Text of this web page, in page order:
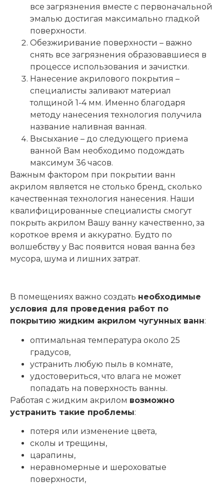
все загрязнения вместе с первоначальной
эмалью достигая максимально гладкой
поверхности.
Обезжиривание поверхности – важно
снять все загрязнения образовавшиеся в
процессе использования и зачистки.
Нанесение акрилового покрытия –
специалисты заливают материал
толщиной 1-4 мм. Именно благодаря
методу нанесения технология получила
название наливная ванная.
Высыхание – до следующего приема
ванной Вам необходимо подождать
максимум 36 часов.
Важным фактором при покрытии ванн
акрилом является не столько бренд, сколько
качественная технология нанесения. Наши
квалифицированные специалисты смогут
покрыть акрилом Вашу ванну качественно, за
короткое время и аккуратно. Будто по
волшебству у Вас появится новая ванна без
мусора, шума и лишних затрат.
В помещениях важно создать необходимые
условия для проведения работ по
покрытию жидким акрилом чугунных ванн:
оптимальная температура около 25
градусов,
устранить любую пыль в комнате,
удостовериться, что влага не может
попадать на поверхность ванны.
Работая с жидким акрилом возможно
устранить такие проблемы:
потеря или изменение цвета,
сколы и трещины,
царапины,
неравномерные и шероховатые
поверхности,